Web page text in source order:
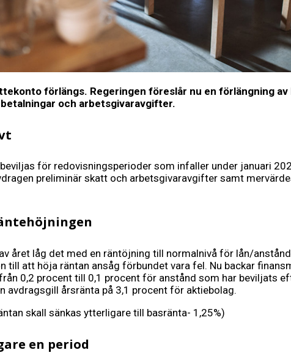
förlängs. Regeringen föreslår nu en förlängning
och arbetsgivaravgifter.
för redovisningsperioder som infaller under januari
preliminär skatt och arbetsgivaravgifter samt
året låg det med en räntöjning till normalnivå för lån/
att höja räntan ansåg förbundet vara fel. Nu backar
0,2 procent till 0,1 procent för anstånd som har beviljats
avdragsgill årsränta på 3,1 procent för aktiebolag.
skall sänkas ytterligare till basränta- 1,25%)
en period